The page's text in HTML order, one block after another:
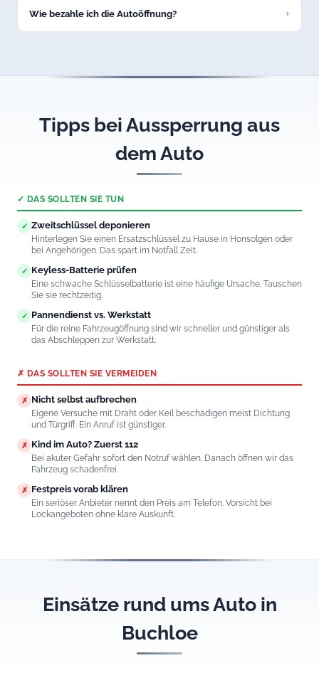
schadenfreie Fahrzeugöffnung in Buchloe.
Wie bezahle ich die Autoöffnung?
Tipps bei Aussperrung aus
dem Auto
✓ DAS SOLLTEN SIE TUN
✓ Zweitschlüssel deponieren
Hinterlegen Sie einen Ersatzschlüssel zu Hause in Honsolgen oder
bei Angehörigen. Das spart im Notfall Zeit.
✓ Keyless-Batterie prüfen
Eine schwache Schlüsselbatterie ist eine häufige Ursache. Tauschen
Sie sie rechtzeitig.
✓ Pannendienst vs. Werkstatt
Für die reine Fahrzeugöffnung sind wir schneller und günstiger als
das Abschleppen zur Werkstatt.
✗ DAS SOLLTEN SIE VERMEIDEN
✗ Nicht selbst aufbrechen
Eigene Versuche mit Draht oder Keil beschädigen meist Dichtung
und Türgriff. Ein Anruf ist günstiger.
✗ Kind im Auto? Zuerst 112
Bei akuter Gefahr sofort den Notruf wählen. Danach öffnen wir das
Fahrzeug schadenfrei.
✗ Festpreis vorab klären
Ein seriöser Anbieter nennt den Preis am Telefon. Vorsicht bei
Lockangeboten ohne klare Auskunft.
Einsätze rund ums Auto in
Buchloe